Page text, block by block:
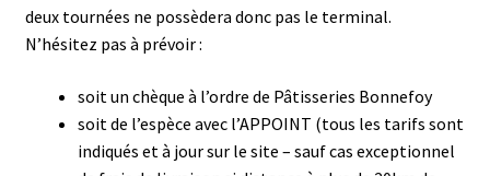
deux tournées ne possèdera donc pas le terminal.
N’hésitez pas à prévoir :
soit un chèque à l’ordre de Pâtisseries Bonnefoy
soit de l’espèce avec l’APPOINT (tous les tarifs sont
indiqués et à jour sur le site – sauf cas exceptionnel